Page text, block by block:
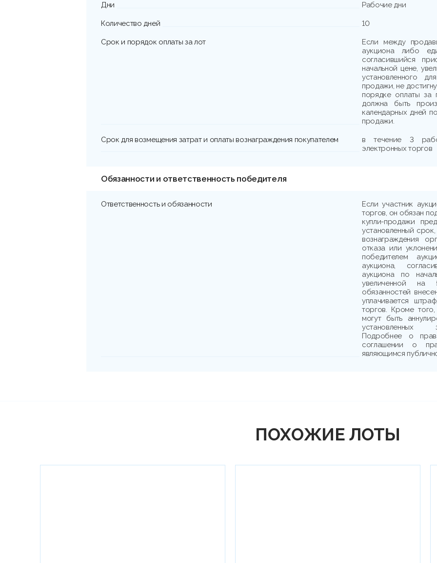
Дни Рабочие дни
Количество дней 10
Срок и порядок оплаты за лот
Если между
аукциона либо
согласившийся
начальной цене,
установленного
продажи, не
порядке оплаты за
должна быть
календарных дней
продажи.
Срок для возмещения затрат и оплаты вознаграждения покупателем
в течение 3
электронных торгов
Обязанности и ответственность победителя
Ответственность и обязанности
Если участник
торгов, он обязан
купли-продажи
установленный
вознаграждения
отказа или
победителем
аукциона,
аукциона по
увеличенной на
обязанностей
уплачивается
торгов. Кроме того,
могут быть
установленных
Подробнее о
соглашении о
являющимся
ПОХОЖИЕ ЛОТЫ